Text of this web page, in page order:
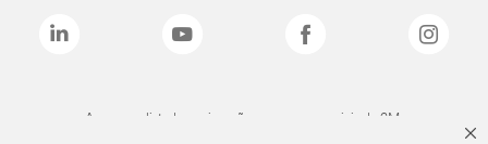
As marcas listadas a cima são marcas comerciais da 3M.